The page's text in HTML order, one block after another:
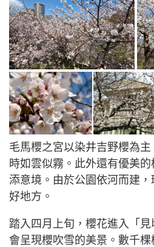
毛馬櫻之宮以染井吉野櫻為
時如雲似霧。此外還有優美
添意境。由於公園依河而建
好地方。
踏入四月上旬，櫻花進入「
會呈現櫻吹雪的美景。數千